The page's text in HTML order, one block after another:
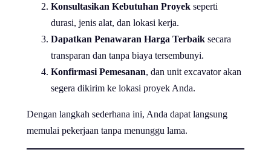
Konsultasikan Kebutuhan Proyek seperti
durasi, jenis alat, dan lokasi kerja.
Dapatkan Penawaran Harga Terbaik secara
transparan dan tanpa biaya tersembunyi.
Konfirmasi Pemesanan, dan unit excavator akan
segera dikirim ke lokasi proyek Anda.
Dengan langkah sederhana ini, Anda dapat langsung
memulai pekerjaan tanpa menunggu lama.